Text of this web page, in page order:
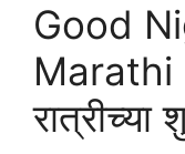
Good
Marathi
रात्रीच्या